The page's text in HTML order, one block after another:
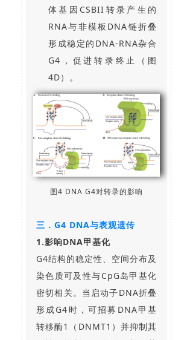
体基因CSBII转录产生的
RNA与非模板DNA链折叠
形成稳定的DNA-RNA杂合
G4，促进转录终止（图
4D）。
图4 DNA G4对转录的影响
三．G4 DNA与表观遗传
1.影响DNA甲基化
G4结构的稳定性、空间分布及
染色质可及性与CpG岛甲基化
密切相关。当启动子DNA折叠
形成G4时，可招募DNA甲基
转移酶1（DNMT1）并抑制其